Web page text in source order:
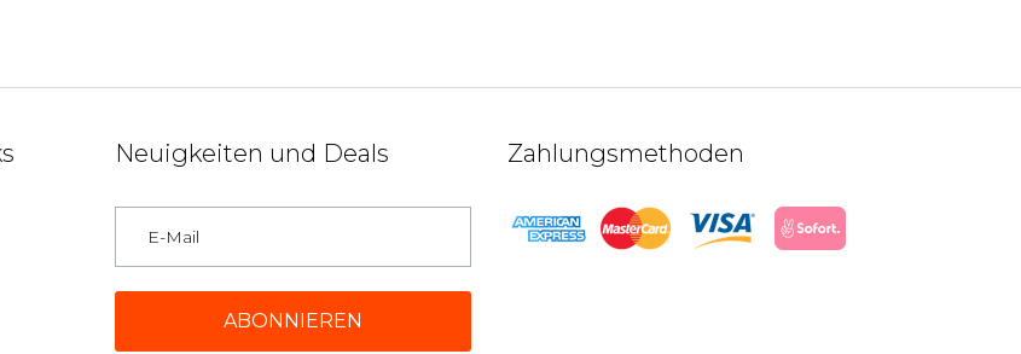
Neuigkeiten und Deals Zahlungsmethoden